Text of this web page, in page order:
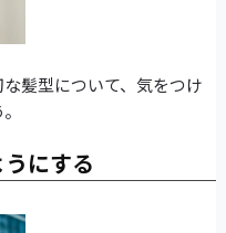
髪型について、気をつけ
にする